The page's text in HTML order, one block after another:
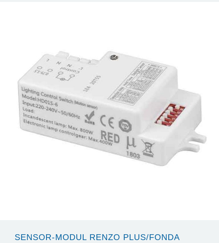
SENSOR-MODUL RENZO PLUS/FONDA